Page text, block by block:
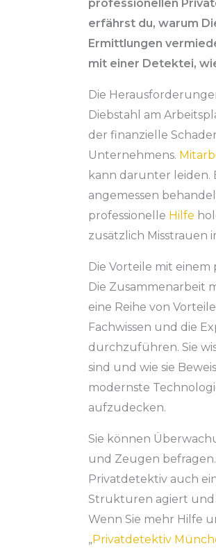
professionellen
erfährst du, warum
Ermittlungen
mit einer Detektei,
Die
Diebstahl am
der finanzielle
Unternehmens.
kann darunter leiden.
angemessen
professionelle Hilfe
zusätzlich Misstrauen
Die Vorteile mit
Die Zusammenarbeit
eine Reihe von
Fachwissen und die
durchzuführen. Sie
sind und wie sie
modernste
aufzudecken.
Sie können
und Zeugen
Privatdetektiv auch
Strukturen agiert und
Wenn Sie mehr Hilfe
„Privatdetektiv